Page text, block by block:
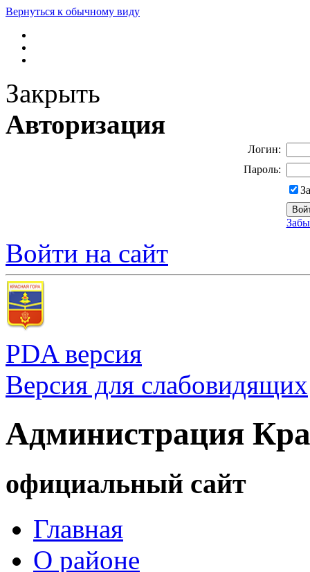
Вернуться к обычному виду
Закрыть
Авторизация
Логин:
Пароль:
Войти на сайт
PDA версия
Версия для слабовидящих
Администрация
официальный сайт
Главная
О районе